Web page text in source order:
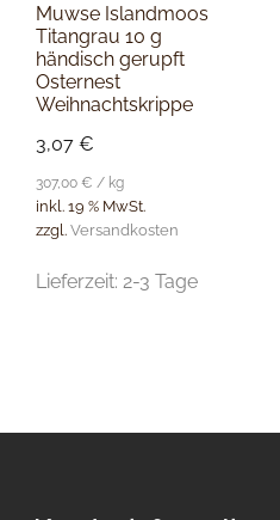
Muwse Islandmoos
Titangrau 10 g
händisch gerupft
Osternest
Weihnachtskrippe
3,07 €
307,00 € / kg
inkl. 19 % MwSt.
zzgl. Versandkosten
Lieferzeit: 2-3 Tage